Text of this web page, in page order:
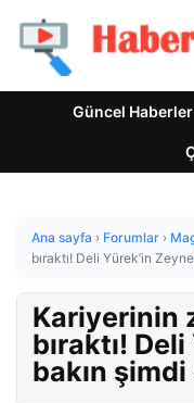
Güncel Haberler
Ana sayfa › Forumlar ›
bıraktı! Deli Yürek’in
Kariyerinin
bıraktı!
bakın